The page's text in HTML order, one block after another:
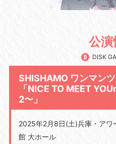
公演
DISK
SHISHAMO ワンマン
「NICE TO MEET
2〜」
2025年2月8日(土)兵庫・アワ
館 大ホール